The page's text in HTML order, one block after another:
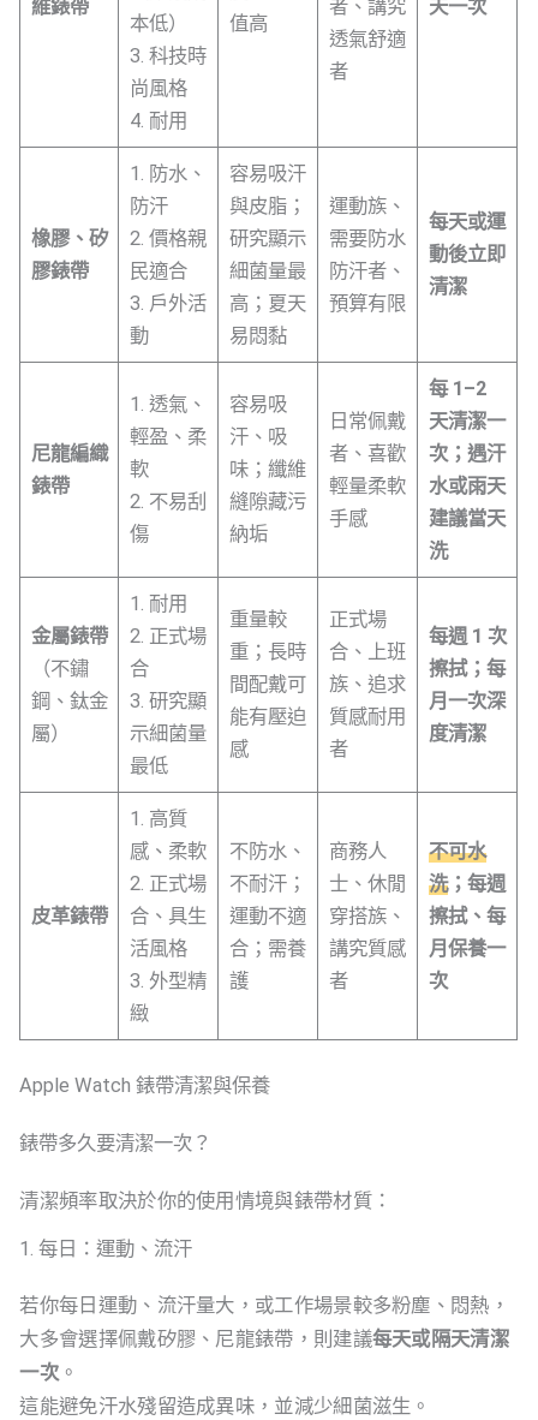
維錶帶
本低）
3. 科技時
尚風格
4. 耐用
值高
者、講究
透氣舒適
者
天一次
橡膠、矽
膠錶帶
1. 防水、
防汗
2. 價格親
民適合
3. 戶外活
動
容易吸汗
與皮脂；
研究顯示
細菌量最
高；夏天
易悶黏
運動族、
需要防水
防汗者、
預算有限
每天或運
動後立即
清潔
尼龍編織
錶帶
1. 透氣、
輕盈、柔
軟
2. 不易刮
傷
容易吸
汗、吸
味；纖維
縫隙藏污
納垢
日常佩戴
者、喜歡
輕量柔軟
手感
每 1–2
天清潔一
次；遇汗
水或雨天
建議當天
洗
金屬錶帶
（不鏽
鋼、鈦金
屬）
1. 耐用
2. 正式場
合
3. 研究顯
示細菌量
最低
重量較
重；長時
間配戴可
能有壓迫
感
正式場
合、上班
族、追求
質感耐用
者
每週 1 次
擦拭；每
月一次深
度清潔
皮革錶帶
1. 高質
感、柔軟
2. 正式場
合、具生
活風格
3. 外型精
緻
不防水、
不耐汗；
運動不適
合；需養
護
商務人
士、休閒
穿搭族、
講究質感
者
不可水
洗；每週
擦拭、每
月保養一
次
Apple Watch 錶帶清潔與保養
錶帶多久要清潔一次？
清潔頻率取決於你的使用情境與錶帶材質：
1. 每日：運動、流汗
若你每日運動、流汗量大，或工作場景較多粉塵、悶熱，
大多會選擇佩戴矽膠、尼龍錶帶，則建議每天或隔天清潔
一次 。
這能避免汗水殘留造成異味，並減少細菌滋生。